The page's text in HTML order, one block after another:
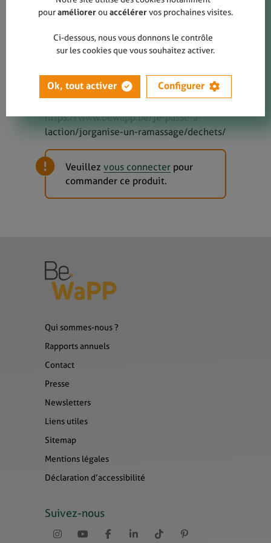
délester et de trier leurs déchets pour
confortable.
Organisez votre action "Marche plus
propre" ou "Plogging" pour bénéficier de
https://www.bewapp.be/je-passe-a-
laction/jorganise-un-ramassage/dechets/
Veuillez vous connecterpour
commander ce produit.
Qui sommes-nous ?
Rapports annuels
Contact
Presse
Newsletters
Liens utiles
Sitemap
Mentions légales
Déclaration d’accessibilité
Suivez-nous
pouraméliorerou accélérervos prochaines visites.
Ci-dessous, nous vous donnons le contrôle
sur les cookies que vous souhaitez activer.
Ok, tout activer Configurer